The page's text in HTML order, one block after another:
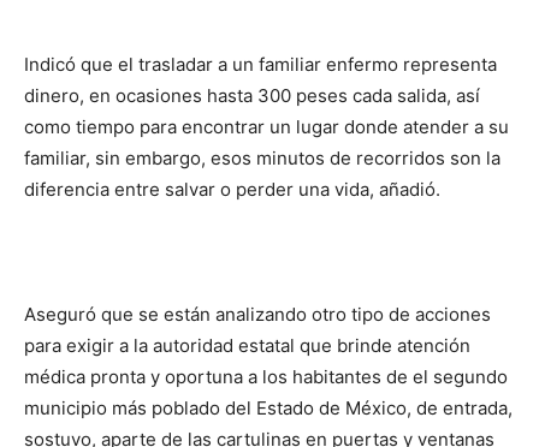
Indicó que el trasladar a un familiar enfermo representa
dinero, en ocasiones hasta 300 peses cada salida, así
como tiempo para encontrar un lugar donde atender a su
familiar, sin embargo, esos minutos de recorridos son la
diferencia entre salvar o perder una vida, añadió.
Aseguró que se están analizando otro tipo de acciones
para exigir a la autoridad estatal que brinde atención
médica pronta y oportuna a los habitantes de el segundo
municipio más poblado del Estado de México, de entrada,
sostuvo, aparte de las cartulinas en puertas y ventanas